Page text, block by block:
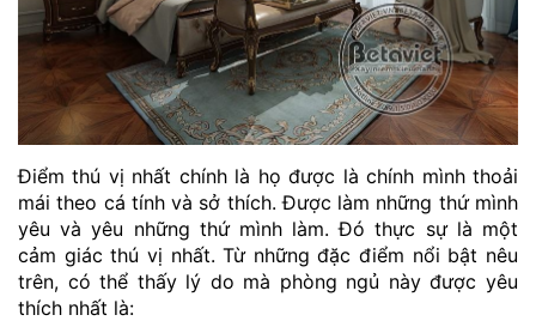
Điểm thú vị nhất chính là họ được là chính mình thoải
mái theo cá tính và sở thích. Được làm những thứ mình
yêu và yêu những thứ mình làm. Đó thực sự là một
cảm giác thú vị nhất. Từ những đặc điểm nổi bật nêu
trên, có thể thấy lý do mà phòng ngủ này được yêu
thích nhất là: